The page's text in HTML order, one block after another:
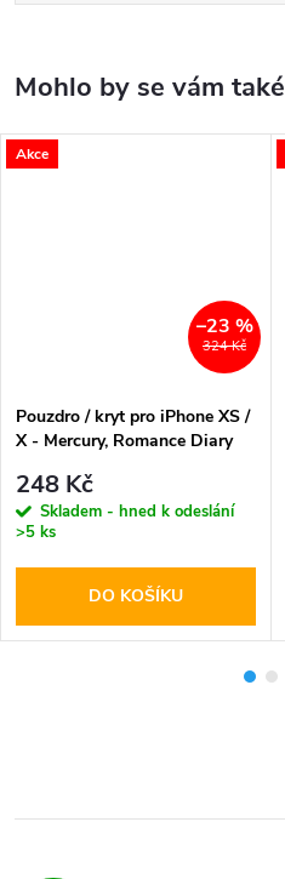
Akce
324 Kč
–23 %
Pouzdro / kryt pro iPhone XS /
X - Mercury, Romance Diary
248 Kč
Skladem - hned k odeslání
>5 ks
DO KOŠÍKU